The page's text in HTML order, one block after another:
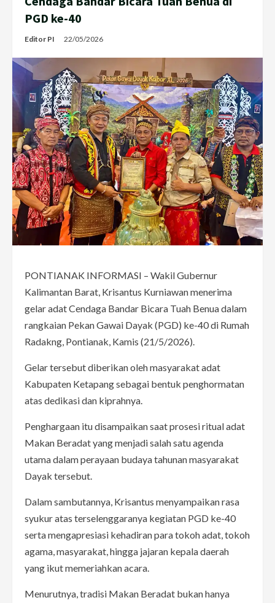
PGD ke-40
Editor PI 22/05/2026
PONTIANAK INFORMASI – Wakil Gubernur
Kalimantan Barat, Krisantus Kurniawan menerima
gelar adat Cendaga Bandar Bicara Tuah Benua dalam
rangkaian Pekan Gawai Dayak (PGD) ke-40 di Rumah
Radakng, Pontianak, Kamis (21/5/2026).
Gelar tersebut diberikan oleh masyarakat adat
Kabupaten Ketapang sebagai bentuk penghormatan
atas dedikasi dan kiprahnya.
Penghargaan itu disampaikan saat prosesi ritual adat
Makan Beradat yang menjadi salah satu agenda
utama dalam perayaan budaya tahunan masyarakat
Dayak tersebut.
Dalam sambutannya, Krisantus menyampaikan rasa
syukur atas terselenggaranya kegiatan PGD ke-40
serta mengapresiasi kehadiran para tokoh adat, tokoh
agama, masyarakat, hingga jajaran kepala daerah
yang ikut memeriahkan acara.
Menurutnya, tradisi Makan Beradat bukan hanya